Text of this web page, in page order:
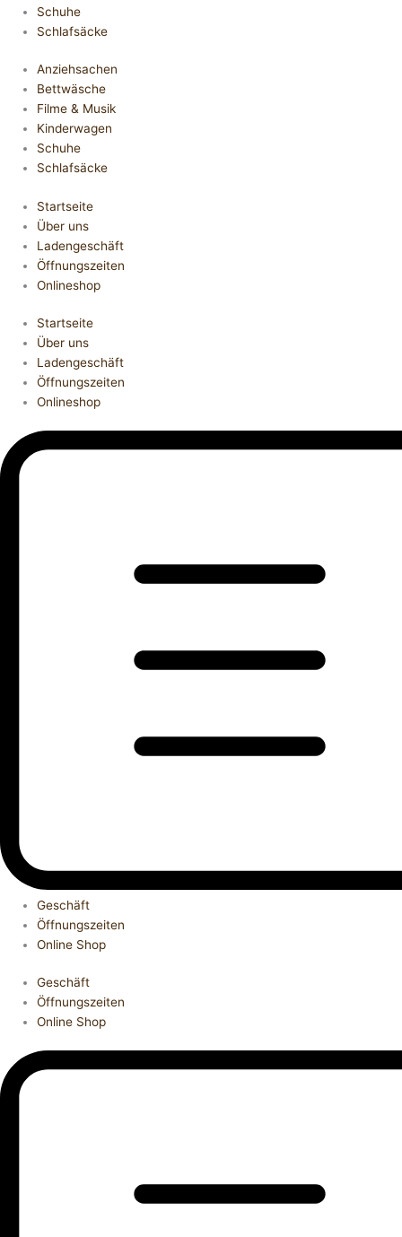
Schuhe
Schlafsäcke
Anziehsachen
Bettwäsche
Filme & Musik
Kinderwagen
Schuhe
Schlafsäcke
Startseite
Über uns
Ladengeschäft
Öffnungszeiten
Onlineshop
Startseite
Über uns
Ladengeschäft
Öffnungszeiten
Onlineshop
Geschäft
Öffnungszeiten
Online Shop
Geschäft
Öffnungszeiten
Online Shop